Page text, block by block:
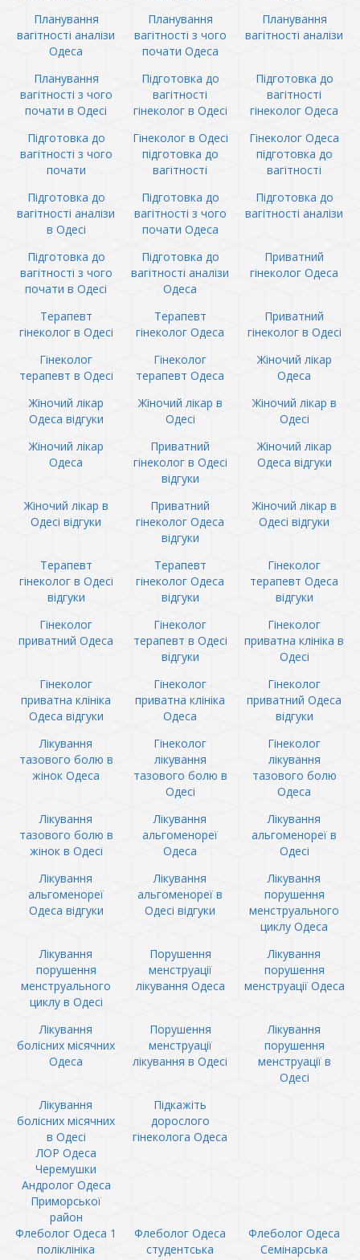
Планування
вагітності аналізи
Одеса
Планування
вагітності з чого
почати Одеса
Планування
вагітності аналізи
Планування
вагітності з чого
почати в Одесі
Підготовка до
вагітності
гінеколог в Одесі
Підготовка до
вагітності
гінеколог Одеса
Підготовка до
вагітності з чого
почати
Гінеколог в Одесі
підготовка до
вагітності
Гінеколог Одеса
підготовка до
вагітності
Підготовка до
вагітності аналізи
в Одесі
Підготовка до
вагітності з чого
почати Одеса
Підготовка до
вагітності аналізи
Підготовка до
вагітності з чого
почати в Одесі
Підготовка до
вагітності аналізи
Одеса
Приватний
гінеколог Одеса
Терапевт
гінеколог в Одесі
Терапевт
гінеколог Одеса
Приватний
гінеколог в Одесі
Гінеколог
терапевт в Одесі
Гінеколог
терапевт Одеса
Жіночий лікар
Одеса
Жіночий лікар
Одеса відгуки
Жіночий лікар в
Одесі
Жіночий лікар в
Одесі
Жіночий лікар
Одеса
Приватний
гінеколог в Одесі
відгуки
Жіночий лікар
Одеса відгуки
Жіночий лікар в
Одесі відгуки
Приватний
гінеколог Одеса
відгуки
Жіночий лікар в
Одесі відгуки
Терапевт
гінеколог в Одесі
відгуки
Терапевт
гінеколог Одеса
відгуки
Гінеколог
терапевт Одеса
відгуки
Гінеколог
приватний Одеса
Гінеколог
терапевт в Одесі
відгуки
Гінеколог
приватна клініка в
Одесі
Гінеколог
приватна клініка
Одеса відгуки
Гінеколог
приватна клініка
Одеса
Гінеколог
приватний Одеса
відгуки
Лікування
тазового болю в
жінок Одеса
Гінеколог
лікування
тазового болю в
Одесі
Гінеколог
лікування
тазового болю
Одеса
Лікування
тазового болю в
жінок в Одесі
Лікування
альгоменореї
Одеса
Лікування
альгоменореї в
Одесі
Лікування
альгоменореї
Одеса відгуки
Лікування
альгоменореї в
Одесі відгуки
Лікування
порушення
менструального
циклу Одеса
Лікування
порушення
менструального
циклу в Одесі
Порушення
менструації
лікування Одеса
Лікування
порушення
менструації Одеса
Лікування
болісних місячних
Одеса
Порушення
менструації
лікування в Одесі
Лікування
порушення
менструації в
Одесі
Лікування
болісних місячних
в Одесі
Підкажіть
дорослого
гінеколога Одеса
ЛОР Одеса
Черемушки
Андролог Одеса
Приморської
район
Флеболог Одеса 1
поліклініка
Флеболог Одеса
студентська
Флеболог Одеса
Семінарська